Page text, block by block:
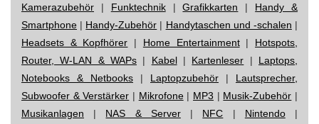
Kamerazubehör | Funktechnik|Grafikkarten | Handy &
Smartphone | Handy-Zubehör | Handytaschen und -schalen |
Headsets & Kopfhörer | Home Entertainment| Hotspots,
Router, W-LAN & WAPs | Kabel| Kartenleser | Laptops,
Notebooks & Netbooks | Laptopzubehör | Lautsprecher,
Subwoofer & Verstärker | Mikrofone| MP3 | Musik-Zubehör |
Musikanlagen | NAS & Server| NFC | Nintendo|